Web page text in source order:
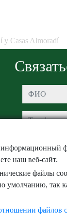
y Casas Almoradí
ФИО
Телефон
наш веб-сайт.
файлы
умолчанию, так
файлов